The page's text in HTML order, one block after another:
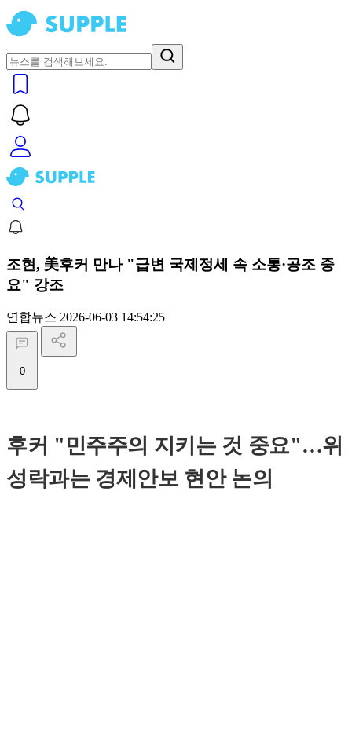
조현, 美후커 만나 "급변 국제정세 속 소통·공조 중
요" 강조
연합뉴스 2026-06-03 14:54:25
0
후커 "민주주의 지키는 것 중요"…위
성락과는 경제안보 현안 논의